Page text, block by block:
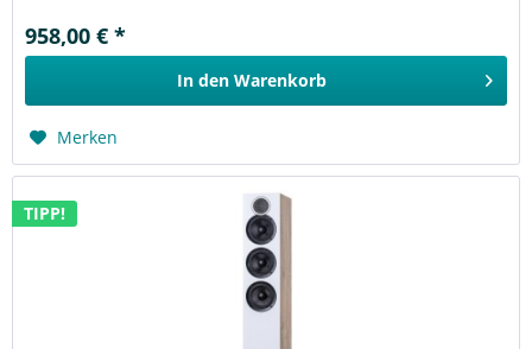
958,00 € *
In den Warenkorb
Merken
TIPP!